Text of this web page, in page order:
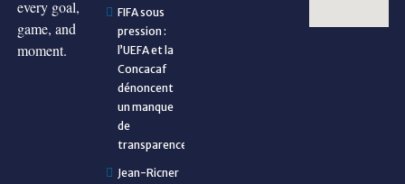
every goal,
game, and
moment.
FIFA sous
pression :
l’UEFA et la
Concacaf
dénoncent
un manque
de
transparence
Jean-Ricner